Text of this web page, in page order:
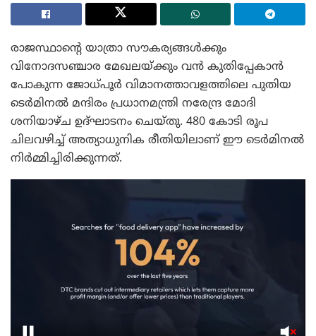
രാജസ്ഥാന്റെ യാത്രാ സൗകര്യങ്ങൾക്കും
വിനോദസഞ്ചാര മേഖലയ്ക്കും വൻ കുതിപ്പേകാൻ
പോകുന്ന ജോധ്‌പൂർ വിമാനത്താവളത്തിലെ പുതിയ
ടെർമിനൽ മന്ദിരം പ്രധാനമന്ത്രി നരേന്ദ്ര മോദി
ശനിയാഴ്ച ഉദ്ഘാടനം ചെയ്തു. 480 കോടി രൂപ
ചിലവഴിച്ച് അത്യാധുനിക രീതിയിലാണ് ഈ ടെർമിനൽ
നിർമ്മിച്ചിരിക്കുന്നത്.